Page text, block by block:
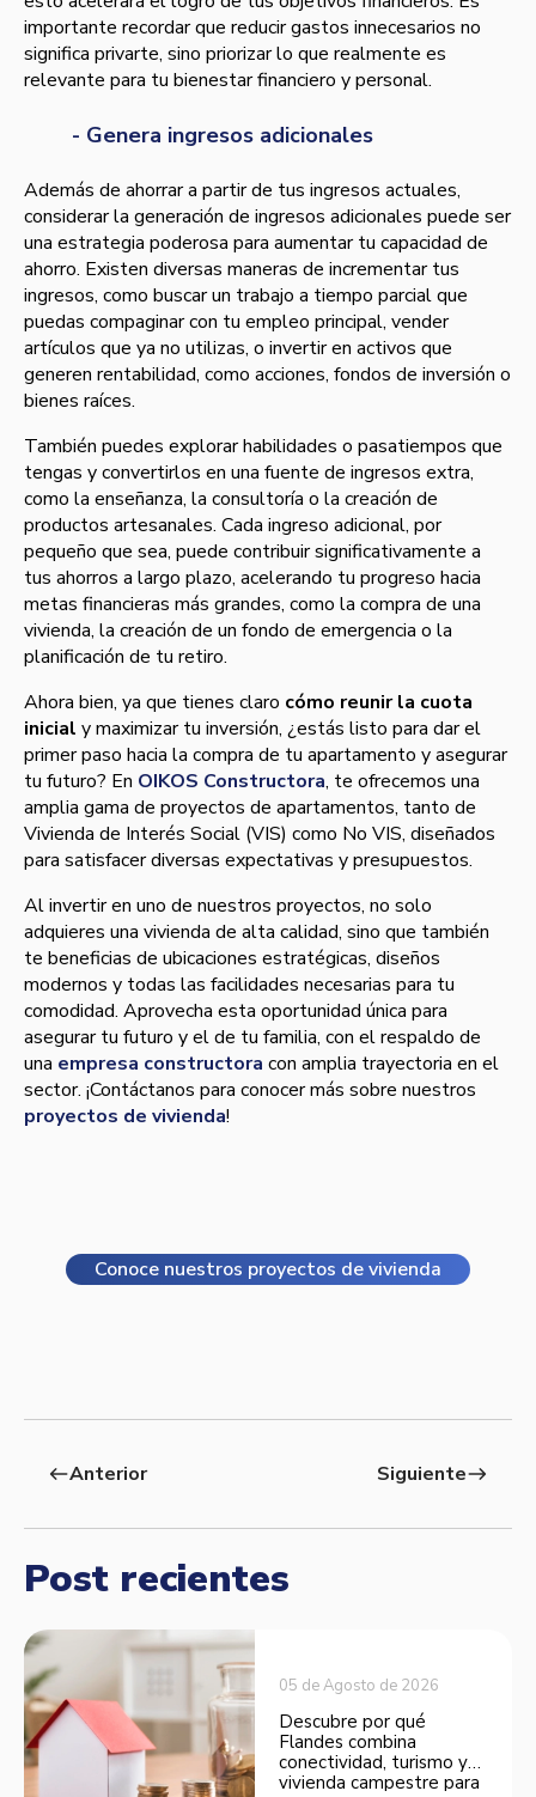
importante recordar que reducir gastos innecesarios no
significa privarte, sino priorizar lo que realmente es
relevante para tu bienestar financiero y personal.
- Genera ingresos adicionales
Además de ahorrar a partir de tus ingresos actuales,
considerar la generación de ingresos adicionales puede ser
una estrategia poderosa para aumentar tu capacidad de
ahorro. Existen diversas maneras de incrementar tus
ingresos, como buscar un trabajo a tiempo parcial que
puedas compaginar con tu empleo principal, vender
artículos que ya no utilizas, o invertir en activos que
generen rentabilidad, como acciones, fondos de inversión o
bienes raíces.
También puedes explorar habilidades o pasatiempos que
tengas y convertirlos en una fuente de ingresos extra,
como la enseñanza, la consultoría o la creación de
productos artesanales. Cada ingreso adicional, por
pequeño que sea, puede contribuir significativamente a
tus ahorros a largo plazo, acelerando tu progreso hacia
metas financieras más grandes, como la compra de una
vivienda, la creación de un fondo de emergencia o la
planificación de tu retiro.
Ahora bien, ya que tienes claro cómo reunir la cuota
inicial y maximizar tu inversión, ¿estás listo para dar el
primer paso hacia la compra de tu apartamento y asegurar
tu futuro? En OIKOS Constructora, te ofrecemos una
amplia gama de proyectos de apartamentos, tanto de
Vivienda de Interés Social (VIS) como No VIS, diseñados
para satisfacer diversas expectativas y presupuestos.
Al invertir en uno de nuestros proyectos, no solo
adquieres una vivienda de alta calidad, sino que también
te beneficias de ubicaciones estratégicas, diseños
modernos y todas las facilidades necesarias para tu
comodidad. Aprovecha esta oportunidad única para
asegurar tu futuro y el de tu familia, con el respaldo de
una empresa constructora con amplia trayectoria en el
sector. ¡Contáctanos para conocer más sobre nuestros
proyectos de vivienda!
Conoce nuestros proyectos de vivienda
westAnterior Siguienteeast
Post recientes
05 de Agosto de 2026
Descubre por qué
Flandes combina
conectividad, turismo y
vivienda campestre para